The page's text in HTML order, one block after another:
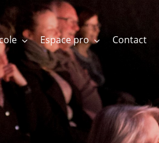
Espace pro Contact